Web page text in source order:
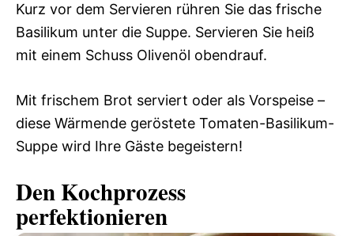
Kurz vor dem Servieren rühren Sie das frische
Basilikum unter die Suppe. Servieren Sie heiß
mit einem Schuss Olivenöl obendrauf.
Mit frischem Brot serviert oder als Vorspeise –
diese Wärmende geröstete Tomaten-Basilikum-
Suppe wird Ihre Gäste begeistern!
Den Kochprozess
perfektionieren